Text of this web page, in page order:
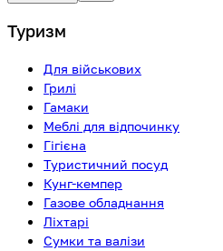
Туризм
Для військових
Грилі
Гамаки
Меблі для відпочинку
Гігієна
Туристичний посуд
Кунг-кемпер
Газове обладнання
Ліхтарі
Сумки та валізи